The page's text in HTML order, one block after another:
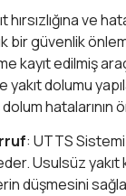
hırsızlığına ve
bir güvenlik
kayıt edilmiş
yakıt dolumu
dolum
: UTTS Sistemi
Usulsüz yakıt
düşmesini